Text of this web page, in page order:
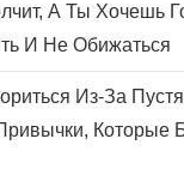
А Ты Хочешь
И Не Обижаться
Из‑за
Которые